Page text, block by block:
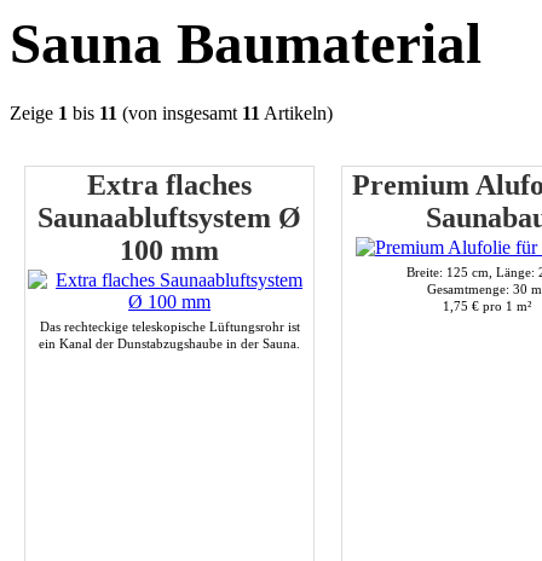
Sauna Baumaterial
Zeige 1 bis 11 (von insgesamt 11 Artikeln)
Extra flaches
Saunaabluftsystem Ø
100 mm
Das rechteckige teleskopische Lüftungsrohr ist
ein Kanal der Dunstabzugshaube in der Sauna.
Premium
Breite: 125 cm, Länge:
Gesamtmenge: 30
1,75 € pro 1 m²